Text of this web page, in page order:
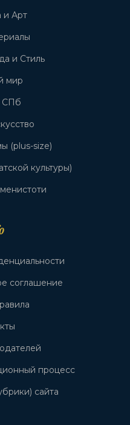
и Арт
и Стиль
мир
СПб
(plus-size)
культуры)
соглашение
процесс
сайта